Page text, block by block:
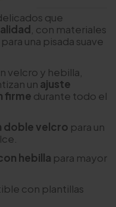
que
, con materiales
una pisada suave
velcro y hebilla,
un ajuste
firme durante todo el
doble velcro para un
hebilla para mayor
con plantillas